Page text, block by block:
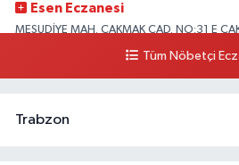
Esen Eczanesi
MESUDİYE MAH. ÇAKMAK CAD. NO:31 E
Tüm Nöbetçi
Trabzon